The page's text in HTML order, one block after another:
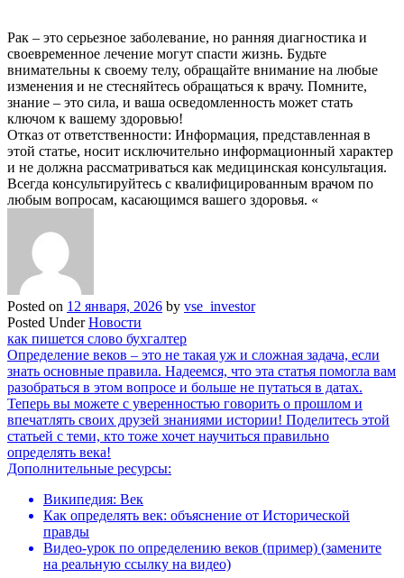
Рак – это серьезное заболевание, но ранняя диагностика и
своевременное лечение могут спасти жизнь. Будьте
внимательны к своему телу, обращайте внимание на любые
изменения и не стесняйтесь обращаться к врачу. Помните,
знание – это сила, и ваша осведомленность может стать
ключом к вашему здоровью!
Отказ от ответственности: Информация, представленная в
этой статье, носит исключительно информационный характер
и не должна рассматриваться как медицинская консультация.
Всегда консультируйтесь с квалифицированным врачом по
любым вопросам, касающимся вашего здоровья. «
Posted on 12 января, 2026 by vse_investor
Posted UnderНовости
Навигация
по
записям
как пишется слово бухгалтер
Определение веков – это не такая уж и сложная задача, если
знать основные правила. Надеемся, что эта статья помогла вам
разобраться в этом вопросе и больше не путаться в датах.
Теперь вы можете с уверенностью говорить о прошлом и
впечатлять своих друзей знаниями истории! Поделитесь этой
статьей с теми, кто тоже хочет научиться правильно
определять века!
Дополнительные ресурсы:
Википедия: Век
Как определять век: объяснение от Исторической
правды
Видео-урок по определению веков (пример) (замените
на реальную ссылку на видео)